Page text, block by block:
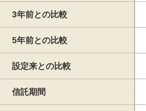
3年前との比較
5年前との比較
設定来との比較
信託期間